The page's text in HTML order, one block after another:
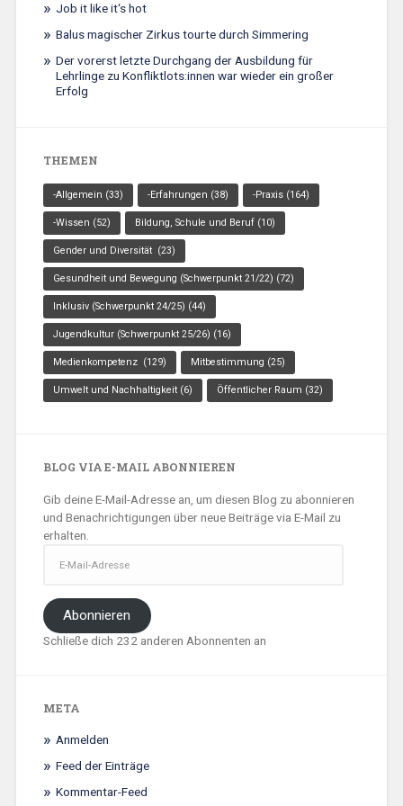
Job it like it‘s hot
Balus magischer Zirkus tourte durch Simmering
Der vorerst letzte Durchgang der Ausbildung für
Lehrlinge zu Konfliktlots:innen war wieder ein großer
Erfolg
THEMEN
-Allgemein (33) -Erfahrungen (38) -Praxis(164)
-Wissen (52) Bildung, Schule und Beruf(10)
Gender und Diversität (23)
Gesundheit und Bewegung (Schwerpunkt 21/22) (72)
Inklusiv (Schwerpunkt 24/25) (44)
Jugendkultur (Schwerpunkt 25/26) (16)
Medienkompetenz (129) Mitbestimmung (25)
Umwelt und Nachhaltigkeit(6) Öffentlicher Raum (32)
BLOG VIA E-MAIL ABONNIEREN
Gib deine E-Mail-Adresse an, um diesen Blog zu abonnieren
und Benachrichtigungen über neue Beiträge via E-Mail zu
erhalten.
Mail-
Adresse
Abonnieren
Schließe dich 232 anderen Abonnenten an
META
Anmelden
Feed der Einträge
Kommentar-Feed